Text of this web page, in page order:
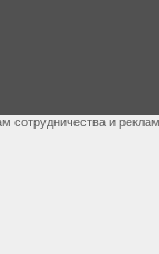
сотрудничества и